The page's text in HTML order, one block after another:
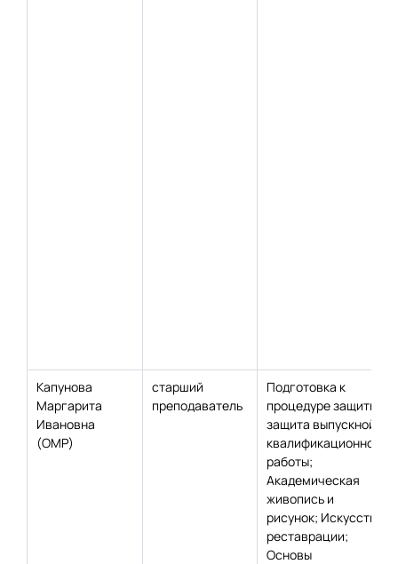
Капунова
Маргарита
Ивановна
(ОМР)
старший
преподаватель
Подготовка к
процедуре защиты и
защита выпускной
квалификационной
работы;
Академическая
живопись и
рисунок; Искусство
реставрации;
Основы